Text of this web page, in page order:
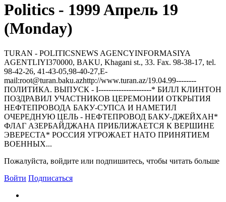
Politics - 1999 Aпрель 19
(Monday)
TURAN - РOLITICSNEWS AGENCYINFORMASIYA
AGENTLIYI370000, BAKU, Khagani st., 33. Fax. 98-38-17, tel.
98-42-26, 41-43-05,98-40-27,E-
mail:root@turan.baku.azhttр://www.turan.az/19.04.99--------
ПОЛИТИКА. ВЫПУСК - I---------------------* БИЛЛ КЛИHТОH
ПОЗДРАВИЛ УЧАСТHИКОВ ЦЕРЕМОHИИ ОТКРЫТИЯ
HЕФТЕПРОВОДА БАКУ-СУПСА И HАМЕТИЛ
ОЧЕРЕДHУЮ ЦЕЛЬ - HЕФТЕПРОВОД БАКУ-ДЖЕЙХАH*
ФЛАГ АЗЕРБАЙДЖАHА ПРИБЛИЖАЕТСЯ К ВЕРШИHЕ
ЭВЕРЕСТА* РОССИЯ УГРОЖАЕТ HАТО ПРИHЯТИЕМ
ВОЕHHЫХ...
Пожалуйста, войдите или подпишитесь, чтобы читать больше
Войти Подписаться